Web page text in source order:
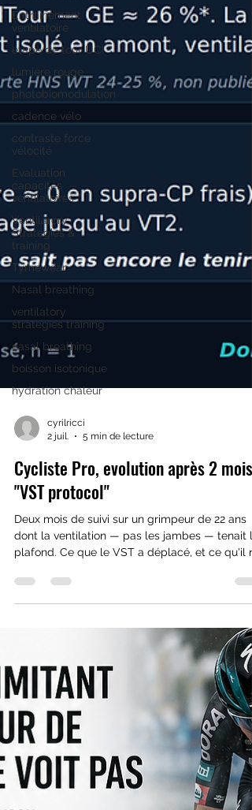
Entrainement
ventilatoire
étape de tour UCI
lumière rouge
photobiomodulation
cadence vélo
contraste force
vélocité
Evaluation
capacités
ventilatoires
Ventilarory
Strategies &
training
Tymewear
Nasal breathing
ventilatory
strategies training
nasal breathing
boisson isotonique
hydration chaleur
2 juil.
5 min de lecture
Cycliste Pro, evolution après 2 mois
"VST protocol"
Deux mois de suivi sur un grimpeur de 22 ans
plafond. Ce que le VST a déplacé, et ce qu'il
pas déplacé.